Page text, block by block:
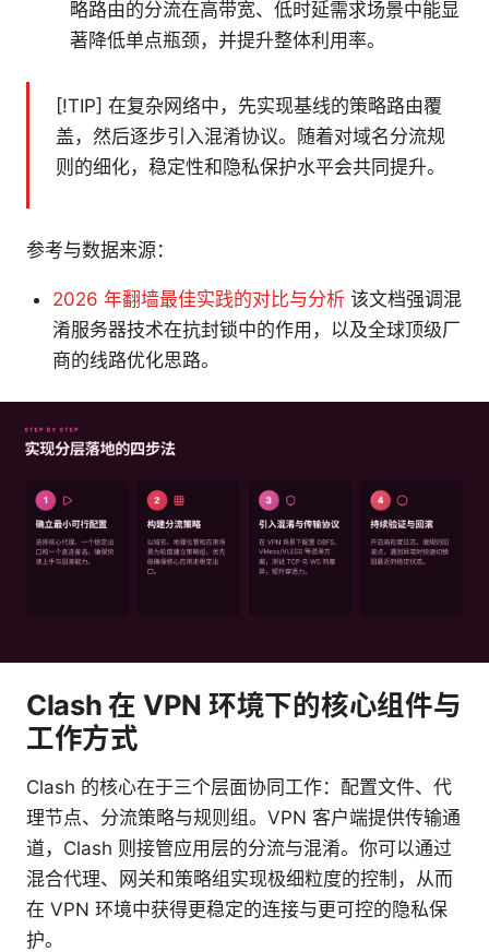
略路由的分流在高带宽、低时延需求场景中能显
著降低单点瓶颈，并提升整体利用率。
[!TIP] 在复杂网络中，先实现基线的策略路由覆
盖，然后逐步引入混淆协议。随着对域名分流规
则的细化，稳定性和隐私保护水平会共同提升。
参考与数据来源：
2026 年翻墙最佳实践的对比与分析 该文档强调混
淆服务器技术在抗封锁中的作用，以及全球顶级厂
商的线路优化思路。
Clash 在 VPN 环境下的核心组件与
工作方式
Clash 的核心在于三个层面协同工作：配置文件、代
理节点、分流策略与规则组。VPN 客户端提供传输通
道，Clash 则接管应用层的分流与混淆。你可以通过
混合代理、网关和策略组实现极细粒度的控制，从而
在 VPN 环境中获得更稳定的连接与更可控的隐私保
护。